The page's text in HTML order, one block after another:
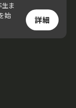
ま
始
詳細